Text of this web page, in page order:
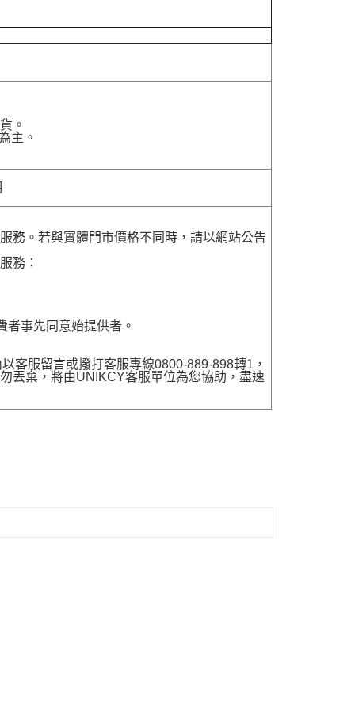
。
主。
務。若與實體門市價格不同時，請以網站公告
務：
事先同意始提供者。
客服留言或撥打客服專線0800-889-898轉1，
丟棄，將由UNIKCY客服單位為您協助，盡速